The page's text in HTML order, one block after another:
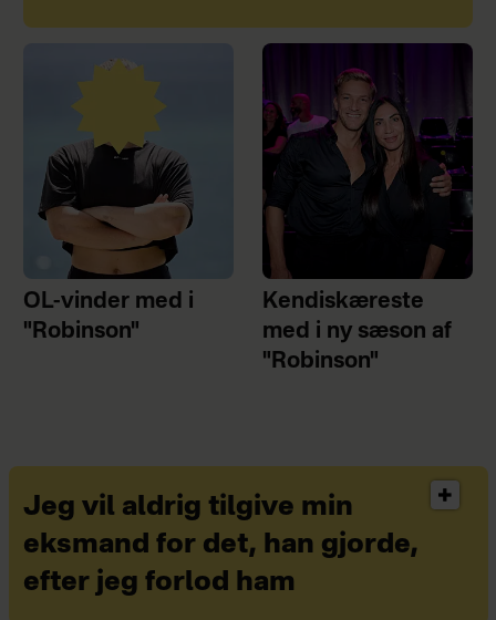
OL-vinder med i
"Robinson"
Kendiskæreste
med i ny sæson af
"Robinson"
Jeg vil aldrig tilgive min
eksmand for det, han gjorde,
efter jeg forlod ham